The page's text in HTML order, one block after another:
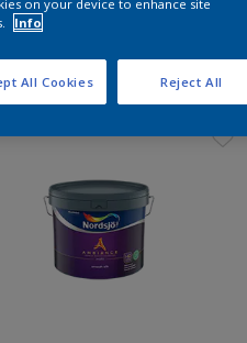
on your device to enhance site
Info
Reject All
All Cookies